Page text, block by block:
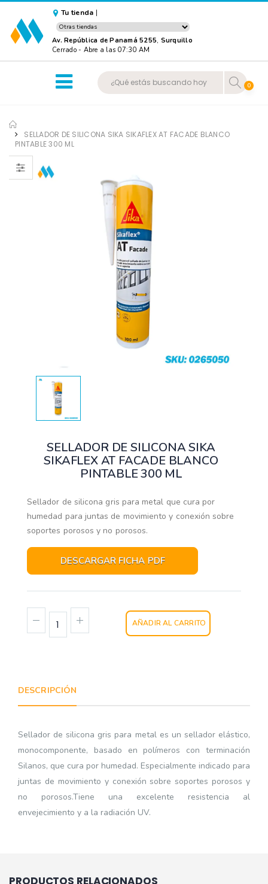
Tu tienda |
Av. República de Panamá 5255, Surquillo
Cerrado- Abre a las 07:30 AM
0
SELLADOR DE SILICONA SIKA SIKAFLEX AT FACADE BLANCO
PINTABLE 300 ML
SELLADOR DE SILICONA SIKA
SIKAFLEX AT FACADE BLANCO
PINTABLE 300 ML
Sellador de silicona gris para metal que cura por
humedad para juntas de movimiento y conexión sobre
soportes porosos y no porosos.
DESCARGAR FICHA PDF
AÑADIR AL CARRITO
DESCRIPCIÓN
Sellador de silicona gris para metal es un sellador elástico,
monocomponente, basado en polímeros con terminación
Silanos, que cura por humedad. Especialmente indicado para
juntas de movimiento y conexión sobre soportes porosos y
no porosos.Tiene una excelente resistencia al
envejecimiento y a la radiación UV.
PRODUCTOS RELACIONADOS